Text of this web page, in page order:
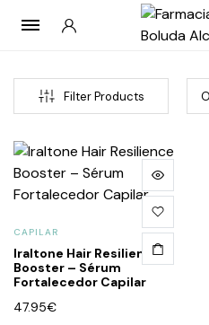
Filter Products
CAPILAR
Iraltone Hair Resilience
Booster – Sérum
Fortalecedor Capilar
47.95€